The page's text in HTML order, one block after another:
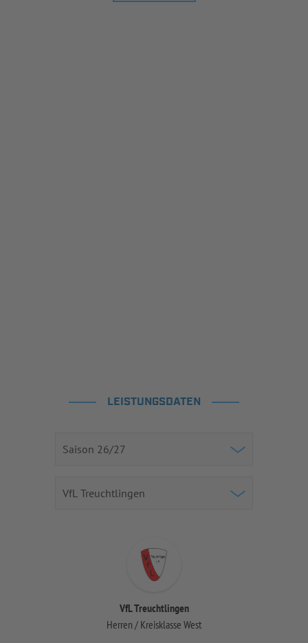
LEISTUNGSDATEN
VfL Treuchtlingen
Herren / Kreisklasse West